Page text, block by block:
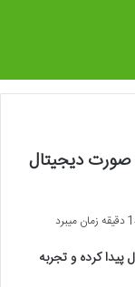
صورت دیجیتال
کرده و تجربه